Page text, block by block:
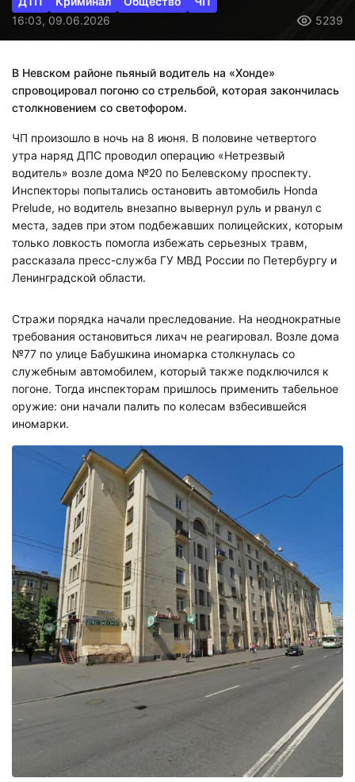
16:03, 09.06.2026
5239
В Невском районе пьяный водитель на «Хонде»
спровоцировал погоню со стрельбой, которая закончилась
столкновением со светофором.
ЧП произошло в ночь на 8 июня. В половине четвертого
утра наряд ДПС проводил операцию «Нетрезвый
водитель» возле дома №20 по Белевскому проспекту.
Инспекторы попытались остановить автомобиль Honda
Prelude, но водитель внезапно вывернул руль и рванул с
места, задев при этом подбежавших полицейских, которым
только ловкость помогла избежать серьезных травм,
рассказала пресс-служба ГУ МВД России по Петербургу и
Ленинградской области.
Стражи порядка начали преследование. На неоднократные
требования остановиться лихач не реагировал. Возле дома
№77 по улице Бабушкина иномарка столкнулась со
служебным автомобилем, который также подключился к
погоне. Тогда инспекторам пришлось применить табельное
оружие: они начали палить по колесам взбесившейся
иномарки.